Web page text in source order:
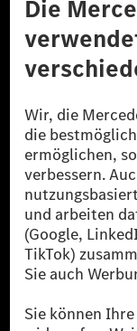
© 2026 Mercedes-
reduzierte CO₂-
zertifizierte
[2] Renewable
Public in Europa, den
Ladestation noch kein
verwendet Renewable
sicher, dass für
Strommenge aus
Sie stammen
als sechs Jahre sind.
* Inkl. EKOenergy
* Die angegebenen
Messverfahren WLTP